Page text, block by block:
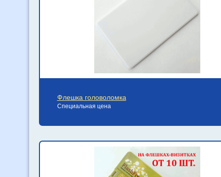
Флешка головоломка
Специальная цена